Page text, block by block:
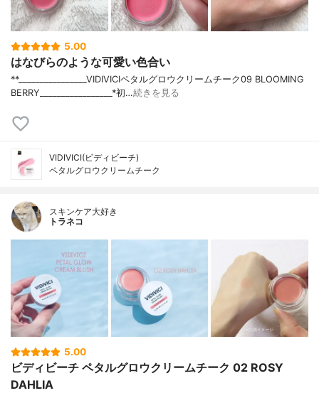
5.00
はなびらのような可愛い色合い
**⁡________________⁡⁡VIDIVICI⁡ペタルグロウクリームチーク09 BLOOMING
BERRY⁡_________________*初…続きを見る
VIDIVICI(ビディビーチ)
ペタルグロウクリームチーク
スキンケア大好き
トラネコ
5.00
ビディビーチ ペタルグロウクリームチーク 02 ROSY
DAHLIA